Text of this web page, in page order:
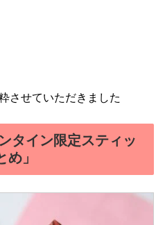
させていただきました
タイン限定スティッ
」